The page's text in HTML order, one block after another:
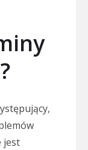
jest